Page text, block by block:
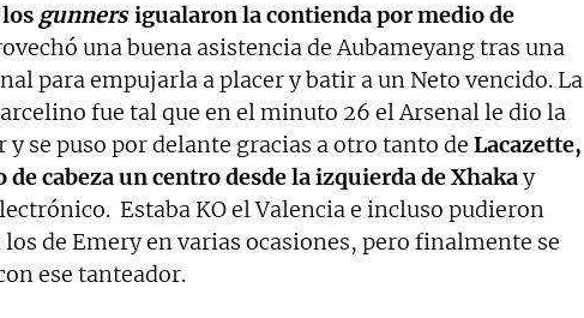
los gunnersigualaron la contienda por medio de
una buena asistencia de Aubameyang tras una
para empujarla a placer y batir a un Neto vencido. La
fue tal que en el minuto 26 el Arsenal le dio la
se puso por delante gracias a otro tanto de Lacazette,
de cabeza un centro desde la izquierda de Xhakay
Estaba KO el Valencia e incluso pudieron
de Emery en varias ocasiones, pero finalmente se
ese tanteador.